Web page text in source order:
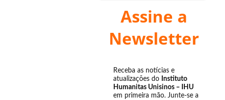
Assine a
Newsletter
Receba as notícias e
atualizações do Instituto
Humanitas Unisinos – IHU
em primeira mão. Junte-se a